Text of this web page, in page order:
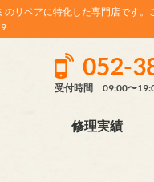
リペアに特化した専門店です
052-
受付時間 09:00〜
修理実績